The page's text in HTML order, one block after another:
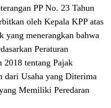
PP No. 23 Tahun
oleh Kepala KPP atas
yang menerangkan bahwa
Peraturan
2018 tentang Pajak
dari Usaha yang Diterima
Memiliki Peredaran